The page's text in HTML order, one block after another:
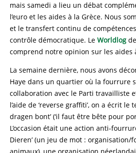
mais samedi a lieu un débat
l’euro et les aides à la Grèce. Nous
et le transfert continu de compétences
contrôle démocratique. Le Worldlog
comprend notre opinion sur les aides
La semaine dernière, nous avons
Haye dans un quartier où la fourrure
collaboration avec le Parti travailliste
l’aide de ‘reverse graffiti’, on a écrit le
dragen bont’ (‘il faut être bête pour
L’occasion était une action anti-
Dieren’ (un jeu de mot : organisation/